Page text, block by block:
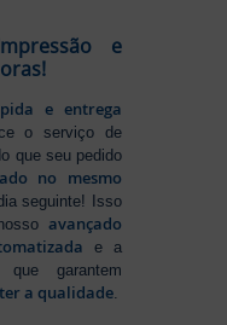
e
e entrega
o serviço de
que seu pedido
no mesmo
seguinte! Isso
avançado
e a
garantem
a qualidade.